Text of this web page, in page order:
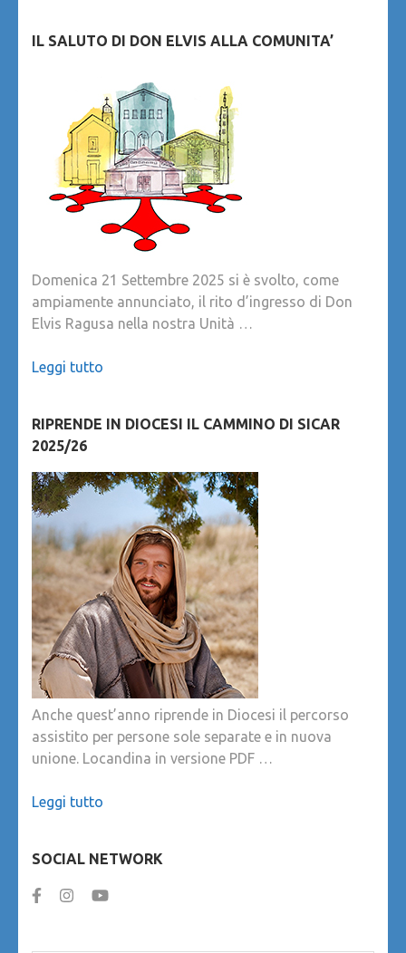
IL SALUTO DI DON ELVIS ALLA COMUNITA’
Domenica 21 Settembre 2025 si è svolto, come
ampiamente annunciato, il rito d’ingresso di Don
Elvis Ragusa nella nostra Unità …
Leggi tutto
RIPRENDE IN DIOCESI IL CAMMINO DI SICAR
2025/26
Anche quest’anno riprende in Diocesi il percorso
assistito per persone sole separate e in nuova
unione. Locandina in versione PDF …
Leggi tutto
SOCIAL NETWORK